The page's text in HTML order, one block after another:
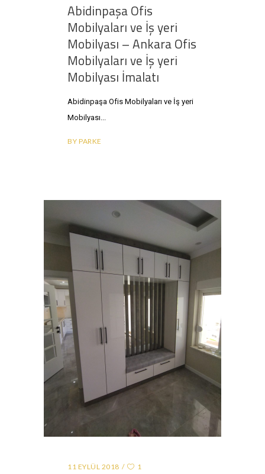
Abidinpaşa Ofis
Mobilyaları ve İş yeri
Mobilyası – Ankara Ofis
Mobilyaları ve İş yeri
Mobilyası İmalatı
Abidinpaşa Ofis Mobilyaları ve İş yeri
Mobilyası
BY PARKE
11 EYLÜL 2018 1